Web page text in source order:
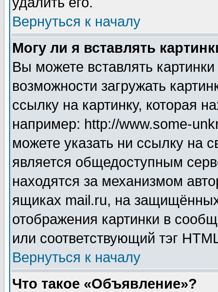
Вернуться к началу
Могу ли я вставлять
Вы можете вставлять
возможности загружать
ссылку на картинку, которая
например: http://www.some-
можете указать ни ссылку на
является общедоступным
находятся за механизмом
ящиках mail.ru, на
отображения картинки в
или соответствующий тэг
Вернуться к началу
Что такое «Объявление»?